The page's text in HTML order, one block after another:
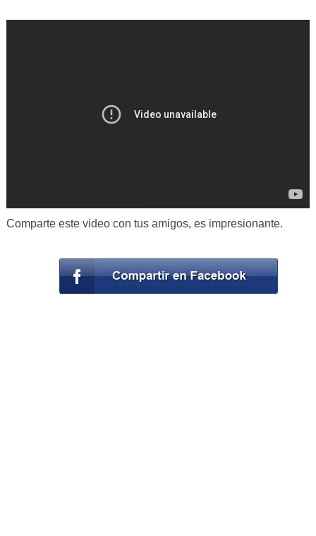
Comparte este video con tus amigos, es impresionante.